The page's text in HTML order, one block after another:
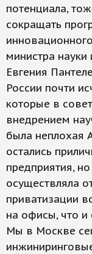
потенциала,
сокращать
министра
Евгения
России почти
которые в
внедрением
была неплохая
остались
предприятия,
осуществляла
приватизации
на офисы, что и
Мы в Москве